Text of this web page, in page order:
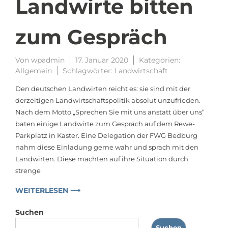
Landwirte bitten
zum Gespräch
Von wpadmin 17. Januar 2020
Kategorien:
Allgemein
Schlagwörter: Landwirtschaft
Den deutschen Landwirten reicht es: sie sind mit der
derzeitigen Landwirtschaftspolitik absolut unzufrieden.
Nach dem Motto „Sprechen Sie mit uns anstatt über uns“
baten einige Landwirte zum Gespräch auf dem Rewe-
Parkplatz in Kaster. Eine Delegation der FWG Bedburg
nahm diese Einladung gerne wahr und sprach mit den
Landwirten. Diese machten auf ihre Situation durch
strenge
WEITERLESEN ⟶
Suchen